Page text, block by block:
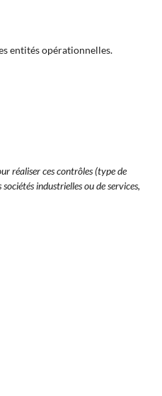
entités opérationnelles.
réaliser ces contrôles (type de
industrielles ou de services,